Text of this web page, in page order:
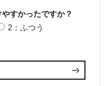
すかったですか？
2：ふつう